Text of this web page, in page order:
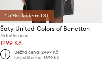
*-5 % s kódem: LST
Šaty United Colors of Benetton
Aktuální cena:
1299 Kč
Běžná cena:2499 Kč
Nejnižší cena:1399 Kč